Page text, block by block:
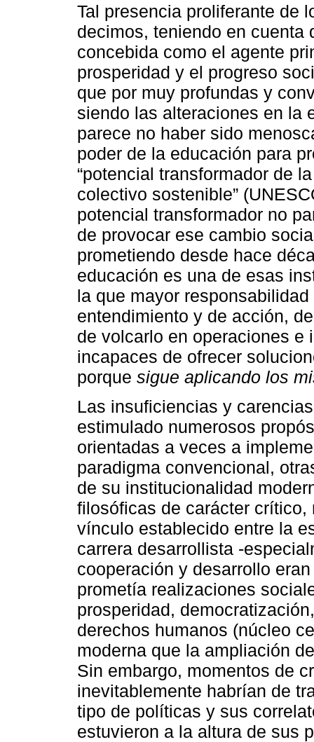
Tal presencia proliferante de
decimos, teniendo en cuenta
concebida como el agente
prosperidad y el progreso
que por muy profundas y
siendo las alteraciones en la
parece no haber sido
poder de la educación para
“potencial transformador de
colectivo sostenible”
potencial transformador no
de provocar ese cambio
prometiendo desde hace
educación es una de esas
la que mayor
entendimiento y de acción,
de volcarlo en operaciones e
incapaces de ofrecer
porque sigue aplicando los
Las insuficiencias y
estimulado numerosos
orientadas a veces a
paradigma convencional,
de su institucionalidad
filosóficas de carácter
vínculo establecido entre la
carrera desarrollista -
cooperación y desarrollo
prometía realizaciones
prosperidad,
derechos humanos (núcleo
moderna que la ampliación
Sin embargo, momentos de
inevitablemente habrían de
tipo de políticas y sus
estuvieron a la altura de sus